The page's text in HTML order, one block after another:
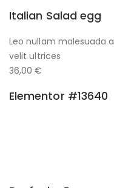
Italian Salad egg
Leo nullam malesuada
velit ultrices
36,00 €
Elementor #13640